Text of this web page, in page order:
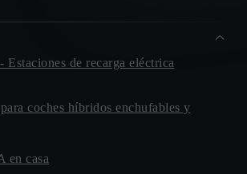
Estaciones de recarga eléctrica
coches híbridos enchufables y
en casa